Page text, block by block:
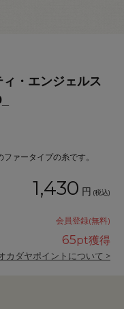
・エンジェルス
ァータイプの糸です。
1,430 円 (税込)
会員登録(無料)
65pt獲得
カダヤポイントについて >